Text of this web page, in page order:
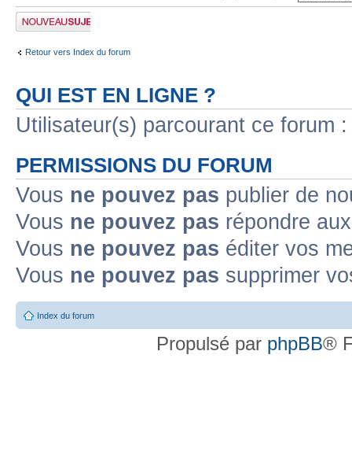
Publier un nouveau
sujet
Retour vers Index du forum
QUI EST EN LIGNE ?
Utilisateur(s) parcourant ce forum
PERMISSIONS DU FORUM
Vous ne pouvez pas publier de
Vous ne pouvez pas répondre
Vous ne pouvez pas éditer vos
Vous ne pouvez pas supprimer
Index du forum
Propulsé par phpBB®